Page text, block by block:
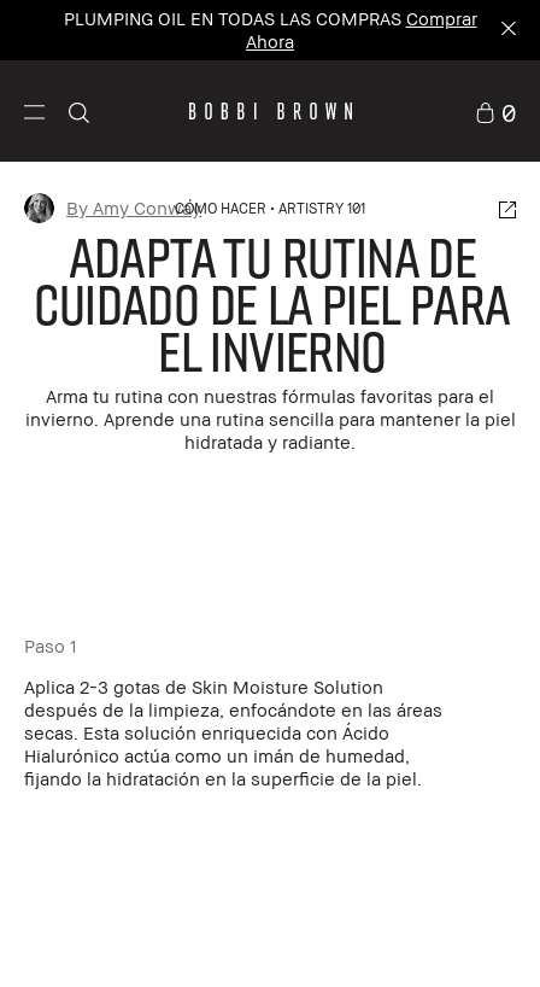
PLUMPING OIL EN TODAS LAS COMPRAS Comprar
Ahora
0
CÓMO HACER ARTISTRY 101
Adapta tu Rutina de
Cuidado de la piel para
el Invierno
Arma tu rutina con nuestras fórmulas favoritas para el
invierno. Aprende una rutina sencilla para mantener la piel
hidratada y radiante.
By Amy Conway
Paso 1
Aplica 2-3 gotas de Skin Moisture Solution
después de la limpieza, enfocándote en las áreas
secas. Esta solución enriquecida con Ácido
Hialurónico actúa como un imán de humedad,
fijando la hidratación en la superficie de la piel.